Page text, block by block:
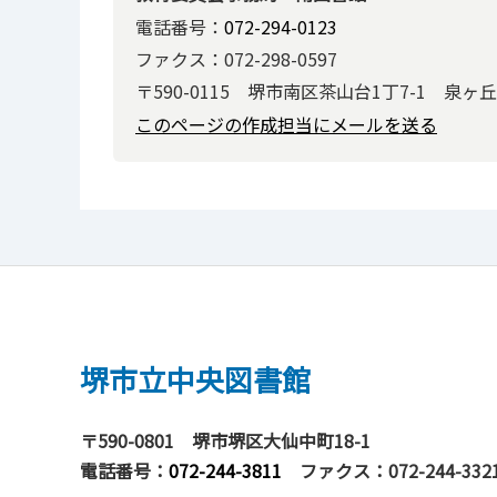
電話番号： 072-294-0123
ファクス：072-298-0597
〒590-0115 堺市南区茶山台1丁7-1 泉ヶ
このページの作成担当にメールを送る
堺市立中央図書館
〒590-0801
堺市堺区大仙中町18-1
電話番号： 072-244-3811 ファクス：072-244-